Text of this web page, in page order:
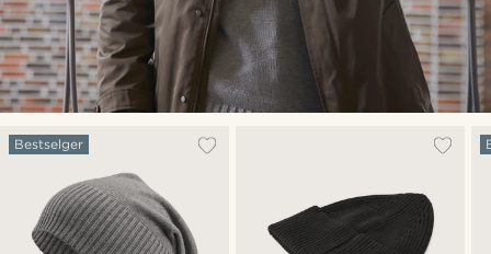
Bestselger